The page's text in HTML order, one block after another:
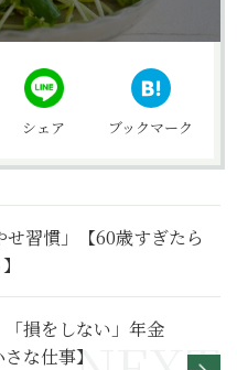
シェア ブックマーク
習慣」【60歳すぎたら
損をしない」年金
な仕事】